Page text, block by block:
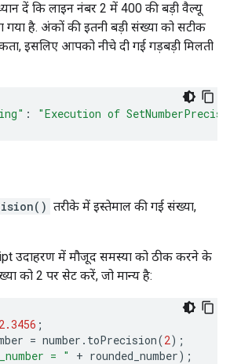
दें कि लाइन नंबर 2 में 400 की बड़ी वैल्यू
गया है. अंकों की इतनी बड़ी संख्या को सटीक
इसलिए आपको नीचे दी गई गड़बड़ी मिलती
: "Execution of
तरीके में इस्तेमाल की गई संख्या,
उदाहरण में मौजूद समस्या को ठीक करने के
को 2 पर सेट करें, जो मान्य है:
;
= number . toPrecision(2);
= " + rounded_number);